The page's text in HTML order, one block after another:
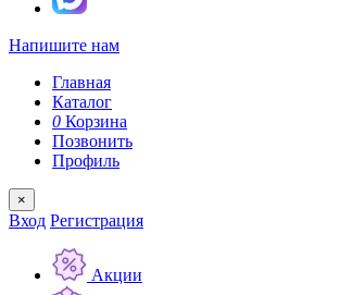
Напишите нам
Главная
Каталог
0 Корзина
Позвонить
Профиль
×
Вход Регистрация
Акции